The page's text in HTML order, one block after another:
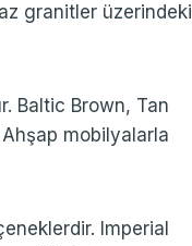
granitler üzerindeki
Baltic Brown, Tan
mobilyalarla
Imperial